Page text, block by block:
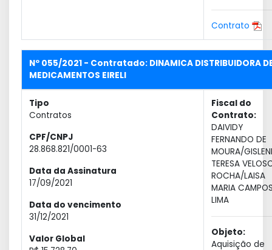
Contrato
Nº 055/2021 - Contratado: DINAMICA DISTRIBUIDORA
MEDICAMENTOS EIRELI
Tipo
Contratos
CPF/CNPJ
28.868.821/0001-63
Data da Assinatura
17/09/2021
Data do vencimento
31/12/2021
Valor Global
Fiscal do
Contrato:
DAIVIDY
FERNANDO DE
MOURA/
TERESA
ROCHA/LAISA
MARIA
LIMA
Objeto:
Aquisição de